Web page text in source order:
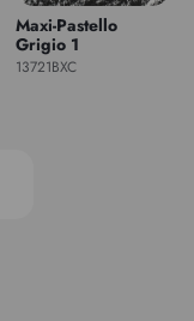
Maxi-Pastello
Grigio 1
13721BXC